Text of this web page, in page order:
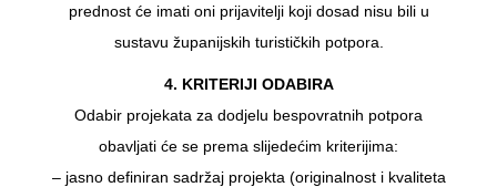
prednost će imati oni prijavitelji koji dosad nisu bili u
sustavu županijskih turističkih potpora.
4. KRITERIJI ODABIRA
Odabir projekata za dodjelu bespovratnih potpora
obavljati će se prema slijedećim kriterijima:
– jasno definiran sadržaj projekta (originalnost i kvaliteta